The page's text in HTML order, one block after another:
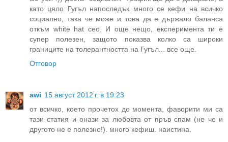
като цяло Гугъл напоследък много се кефи на всичко
социално, така че може и това да е държало баланса
откъм white hat сео. И още нещо, експеримента ти е
супер полезен, защото показва колко са широки
границите на толерантността на Гугъл... все още.
Отговор
awi 15 август 2012 г. в 19:23
от всичко, което прочетох до момента, фаворити ми са
тази статия и онази за любовта от пръв спам (не че и
другото не е полезно!). много кефиш. наистина.